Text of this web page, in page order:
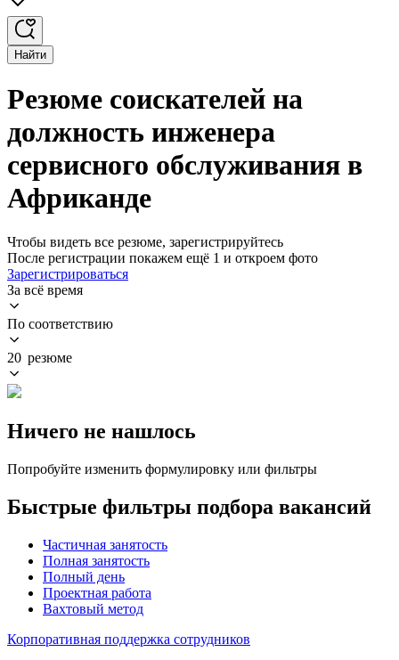
Найти
Резюме соискателей на
должность инженера
сервисного обслуживания в
Африканде
Чтобы видеть все резюме, зарегистрируйтесь
После регистрации покажем ещё 1 и откроем фото
Зарегистрироваться
За всё время
По соответствию
20 резюме
Ничего не нашлось
Попробуйте изменить формулировку или фильтры
Быстрые фильтры подбора вакансий
Частичная занятость
Полная занятость
Полный день
Проектная работа
Вахтовый метод
Корпоративная поддержка сотрудников